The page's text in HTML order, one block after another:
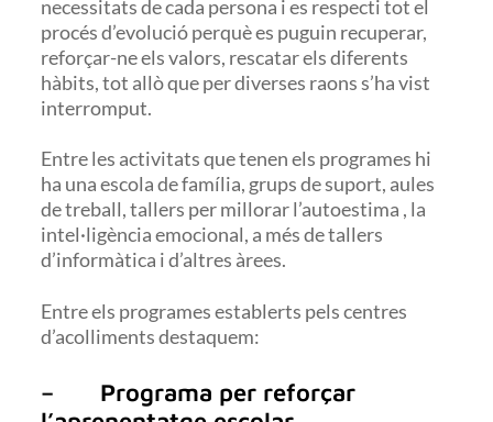
necessitats de cada persona i es respecti tot el
procés d’evolució perquè es puguin recuperar,
reforçar-ne els valors, rescatar els diferents
hàbits, tot allò que per diverses raons s’ha vist
interromput.
Entre les activitats que tenen els programes hi
ha una escola de família, grups de suport, aules
de treball, tallers per millorar l’autoestima , la
intel·ligència emocional, a més de tallers
d’informàtica i d’altres àrees.
Entre els programes establerts pels centres
d’acolliments destaquem:
– Programa per reforçar